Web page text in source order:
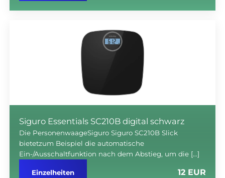
Siguro Essentials SC210B digital schwarz
Die PersonenwaageSiguro Siguro SC210B Slick
bietetzum Beispiel die automatische
Ein-/Ausschaltfunktion nach dem Abstieg, um die […]
Einzelheiten 12 EUR